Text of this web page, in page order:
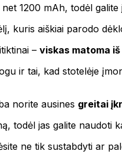
1200 mAh, todėl
kuris aiškiai parodo
–viskas matoma
ir tai, kad stotelėje
norite ausines greitai
todėl jas galite naudoti
ne tik sustabdyti ar